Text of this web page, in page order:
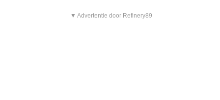
▼ Advertentie door Refinery89